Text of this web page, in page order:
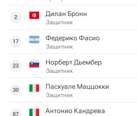
2 Дилан Бронн
Защитник
17 Федерико Фасио
Защитник
23 Норберт Дьембер
Защитник
30 Паскуале Маццокки
Защитник
87 Антонио Кандрева